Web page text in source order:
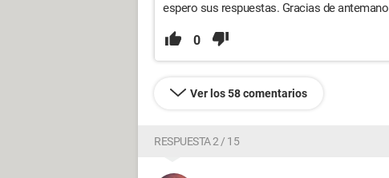
espero sus respuestas. Gracias de antemano
0
Ver los 58 comentarios
RESPUESTA 2 / 15